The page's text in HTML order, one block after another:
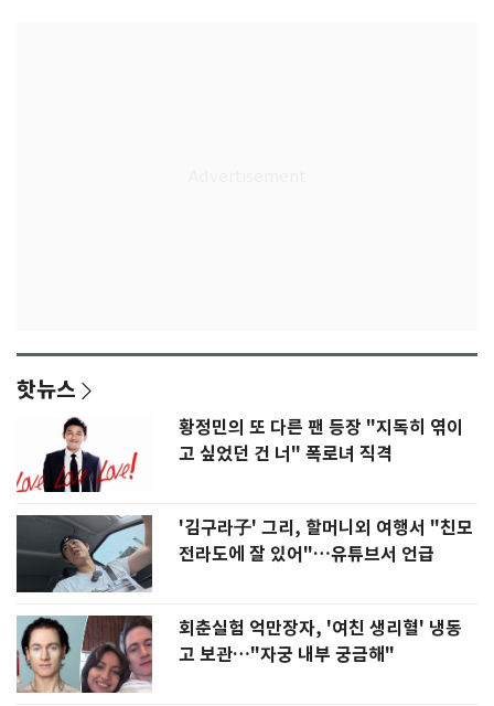
핫뉴스
황정민의 또 다른 팬 등장 "지독히 엮이
고 싶었던 건 너" 폭로녀 직격
'김구라子' 그리, 할머니외 여행서 "친모
전라도에 잘 있어"…유튜브서 언급
회춘실험 억만장자, '여친 생리혈' 냉동
고 보관…"자궁 내부 궁금해"